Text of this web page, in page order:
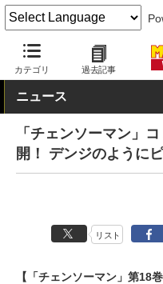
カテゴリ 過去記事
MANGA Watch 少年 チェ
ニュース
「チェンソーマン」
開！ デンジのように
リスト
【「チェンソーマン」第18巻